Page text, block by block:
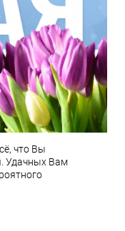
что Вы
Удачных Вам